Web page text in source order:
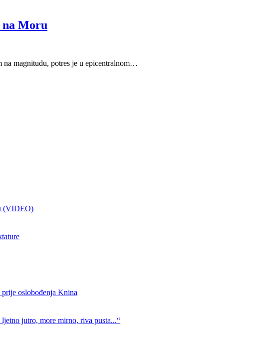
na Moru
na magnitudu, potres je u epicentralnom…
(VIDEO)
oslobođenja Knina
jutro, more mirno, riva pusta...“